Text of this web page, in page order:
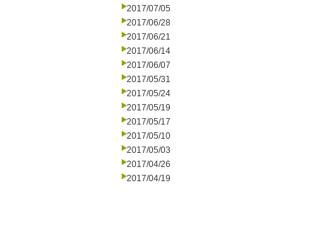
2017/07/05
2017/06/28
2017/06/21
2017/06/14
2017/06/07
2017/05/31
2017/05/24
2017/05/19
2017/05/17
2017/05/10
2017/05/03
2017/04/26
2017/04/19